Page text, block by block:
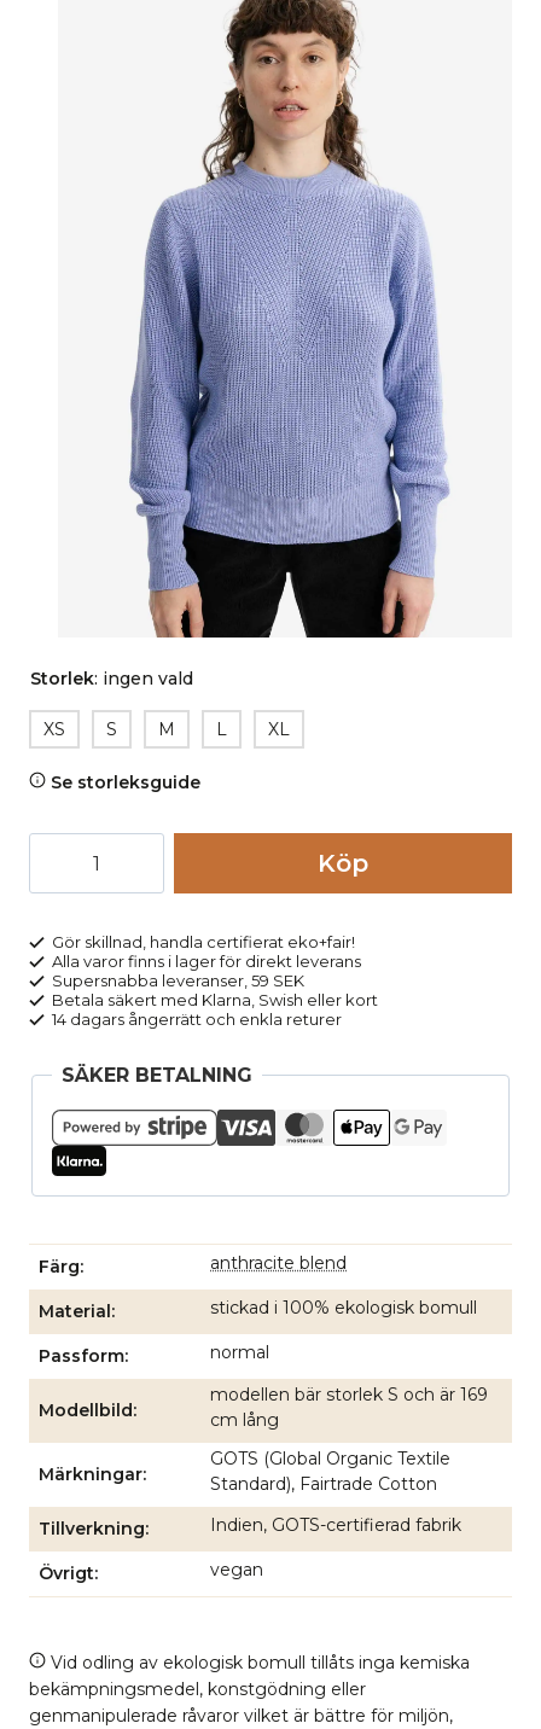
Storlek: ingen vald
XS S M L XL
Se storleksguide
mörkgrå
melerad
mängd
Köp
Gör skillnad, handla certifierat eko+fair!
Alla varor finns i lager för direkt leverans
Supersnabba leveranser, 59 SEK
Betala säkert med Klarna, Swish eller kort
14 dagars ångerrätt och enkla returer
SÄKER BETALNING
Färg anthracite blend
Material stickad i 100% ekologisk bomull
Passform normal
Modellbild
modellen bär storlek S och är 169
cm lång
Märkningar
GOTS (Global Organic Textile
Standard), Fairtrade Cotton
Tillverkning Indien, GOTS-certifierad fabrik
Övrigt vegan
Vid odling av ekologisk bomull tillåts inga kemiska
bekämpningsmedel, konstgödning eller
genmanipulerade råvaror vilket är bättre för miljön,